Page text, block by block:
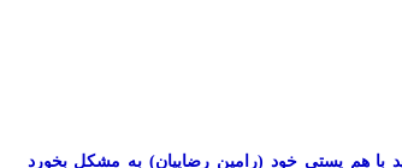
هم پستی خود (رامین رضاییان) به مشکل بخورد